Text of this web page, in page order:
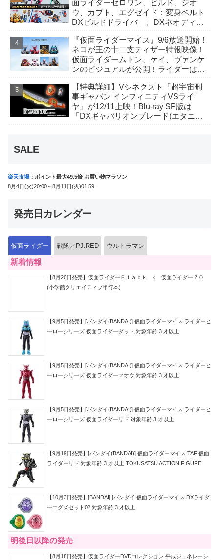
面ライダーゼロワン、ビルド、ジオ
ウ、カブト、エグゼイド：変身ベルト
DXビルドドライバー、DXネオディケ
か12点！
『仮面ライダーマイス』9/6放送開始！
ネコが王の十二支ティザー特報映像！
仮面ライダームトン、ケイ、ヴァンケ
ンのビジュアルが公開！ライダーは子
【特典詳細】Vシネクスト『超宇宙刑
事ギャバン インフィニティVSライ
ヤ』が12/11上映！Blu-ray SP版は
「DXギャバリオンブレード(エタニテ
SALE
楽天市場 ：ポイント最大49.5倍 お買い物マラソン
8月4日(火)20:00～8月11日(火)01:59
発売日カレンダー
仮面ライダー 戦隊／PJ.RED ウルトラマン
新着情報
【8月20日発売】仮面ライダーＢｌａｃｋ × 仮面ライダーＺＯ
(小学館クリエイティブ単行本)
【9月5日発売】[バンダイ(BANDAI)] 仮面ライダーマイス ライダーヒ
ーローシリーズ 仮面ライダーダット 対象年齢 3 才以上
【9月5日発売】[バンダイ(BANDAI)] 仮面ライダーマイス ライダーヒ
ーローシリーズ 仮面ライダーマオウ 対象年齢 3 才以上
【9月5日発売】[バンダイ(BANDAI)] 仮面ライダーマイス ライダーヒ
ーローシリーズ 仮面ライダーリド 対象年齢 3 才以上
【9月19日発売】[バンダイ(BANDAI)] 仮面ライダーマイス TAF 仮面
ライダーリド 対象年齢 3 才以上 TOKUSATSU ACTION FIGURE
【10月3日発売】[BANDAI] [バンダイ 仮面ライダーマイス DXライダ
ーエグズセット02 対象年齢 3 才以上
明後日以降の発売
【8月18日発売】仮面ライダーDVDコレクション 平成ジェネレーシ